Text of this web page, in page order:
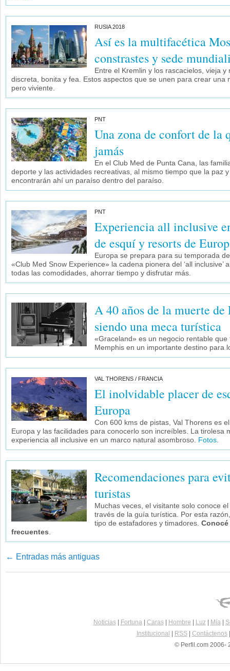
RUSIA 2018
Así es la multifacética
constrastes y sede
Entre el Kremlin y los rascacielos, vieja
discreta, bonita y fea. Estos aspectos que se unen para crear una
pero viviente.
PNT
Una zona de confort de la
jamás
En el Club Med de Punta Cana, las
deporte y las actividades recreativas, al mismo tiempo que la paz
encontrarán ahí un paraíso dentro del paraíso.
PNT
Experiencia all inclusive
de esquí y resorts de
Europa se prepara para su temporada
«Club Med Snow Experience» la cadena pionera del ‘all inclusive’
todas las comodidades, ahorrar tiempo y disfrutar más.
A 40 años de la muerte de
siendo una meca turística
«Graceland» es un negocio rentable
Memphis en un importante destino para
VAL THORENS / FRANCIA
El inolvidable placer de
Europa
Con 600 kms de pistas, Val Thorens es
Europa y las facilidades para conocerlo son increíbles. La tirolesa
experiencia all inclusive en un marco natural asombroso. Fotos
Recomendaciones para
turistas
Muchas veces, el visitante solo conoce
través de la guía turística. Por esta
tipo de estafadores y timadores.
frecuentes
← Entradas más antiguas
Noticias| Fortuna| Caras| Hombre Luz| Mía|
Institucional
RSS| Contáctenos
© Perfil.com 2006-